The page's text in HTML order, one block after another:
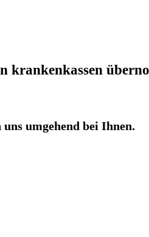
krankenkassen
umgehend bei Ihnen.